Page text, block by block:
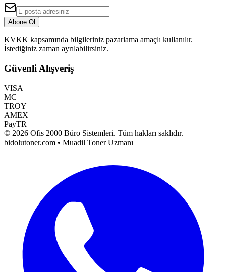
Abone Ol
KVKK kapsamında bilgileriniz pazarlama amaçlı kullanılır.
İstediğiniz zaman ayrılabilirsiniz.
Güvenli Alışveriş
VISA
MC
TROY
AMEX
PayTR
© 2026 Ofis 2000 Büro Sistemleri. Tüm hakları saklıdır.
bidolutoner.com • Muadil Toner Uzmanı